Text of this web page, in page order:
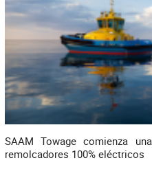
SAAM Towage comienza
remolcadores 100% eléctricos